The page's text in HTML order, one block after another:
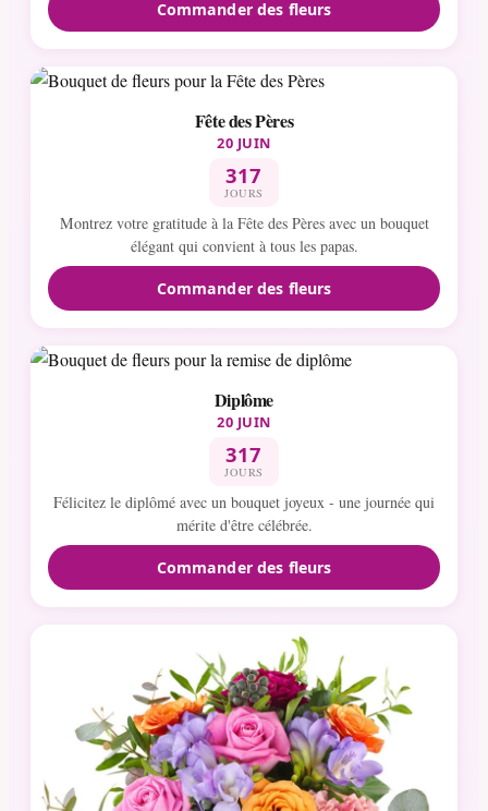
Commander des fleurs
Fête des Pères
20 JUIN
317
JOURS
Montrez votre gratitude à la Fête des Pères avec un bouquet
élégant qui convient à tous les papas.
Commander des fleurs
Diplôme
20 JUIN
317
JOURS
Félicitez le diplômé avec un bouquet joyeux - une journée qui
mérite d'être célébrée.
Commander des fleurs